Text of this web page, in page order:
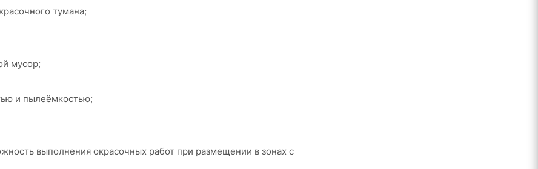
тумана;
мусор;
и пылеёмкостью;
выполнения окрасочных работ при размещении в зонах с